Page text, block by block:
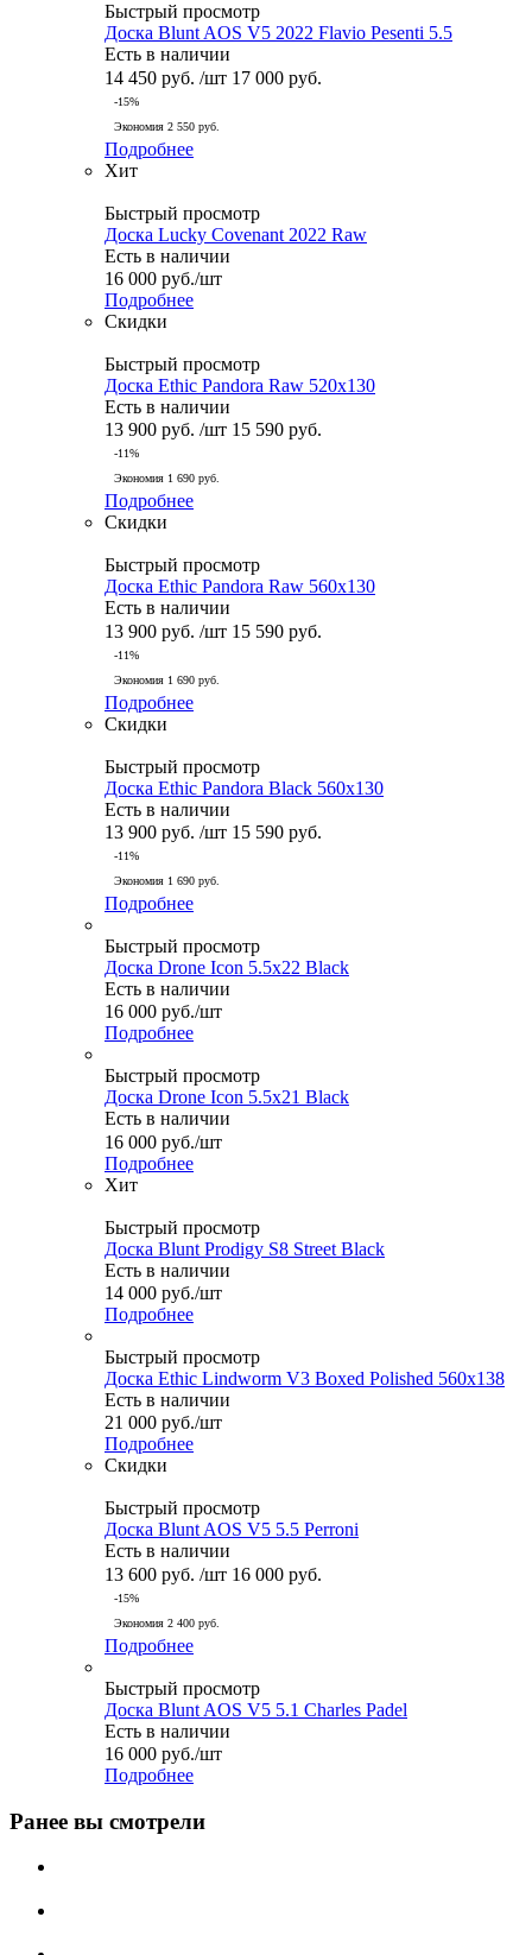
Быстрый просмотр
Доска Blunt AOS V5 2022 Flavio Pesenti 5.5
Есть в наличии
14 450 руб. /шт 17 000 руб.
-15%
Экономия 2 550 руб.
Подробнее
Хит
Быстрый просмотр
Доска Lucky Covenant 2022 Raw
Есть в наличии
16 000 руб./шт
Подробнее
Скидки
Быстрый просмотр
Доска Ethic Pandora Raw 520x130
Есть в наличии
13 900 руб. /шт 15 590 руб.
-11%
Экономия 1 690 руб.
Подробнее
Скидки
Быстрый просмотр
Доска Ethic Pandora Raw 560x130
Есть в наличии
13 900 руб. /шт 15 590 руб.
-11%
Экономия 1 690 руб.
Подробнее
Скидки
Быстрый просмотр
Доска Ethic Pandora Black 560x130
Есть в наличии
13 900 руб. /шт 15 590 руб.
-11%
Экономия 1 690 руб.
Подробнее
Быстрый просмотр
Доска Drone Icon 5.5x22 Black
Есть в наличии
16 000 руб./шт
Подробнее
Быстрый просмотр
Доска Drone Icon 5.5x21 Black
Есть в наличии
16 000 руб./шт
Подробнее
Хит
Быстрый просмотр
Доска Blunt Prodigy S8 Street Black
Есть в наличии
14 000 руб./шт
Подробнее
Быстрый просмотр
Доска Ethic Lindworm V3 Boxed Polished 560x138
Есть в наличии
21 000 руб./шт
Подробнее
Скидки
Быстрый просмотр
Доска Blunt AOS V5 5.5 Perroni
Есть в наличии
13 600 руб. /шт 16 000 руб.
-15%
Экономия 2 400 руб.
Подробнее
Быстрый просмотр
Доска Blunt AOS V5 5.1 Charles Padel
Есть в наличии
16 000 руб./шт
Подробнее
Ранее вы смотрели